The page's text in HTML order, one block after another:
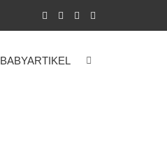
BABYARTIKEL